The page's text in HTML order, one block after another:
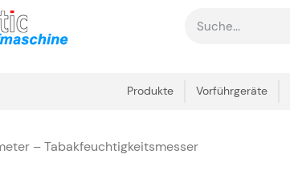
Produkte Vorführgeräte
– Tabakfeuchtigkeitsmesser